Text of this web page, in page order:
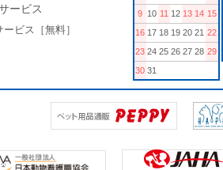
ービス
ビス［無料］
9 10 11 12 13 14 15
16 17 18 19 20 21 22
23 24 25 26 27 28 29
30 31